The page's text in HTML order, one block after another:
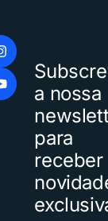
a nossa
para
receber